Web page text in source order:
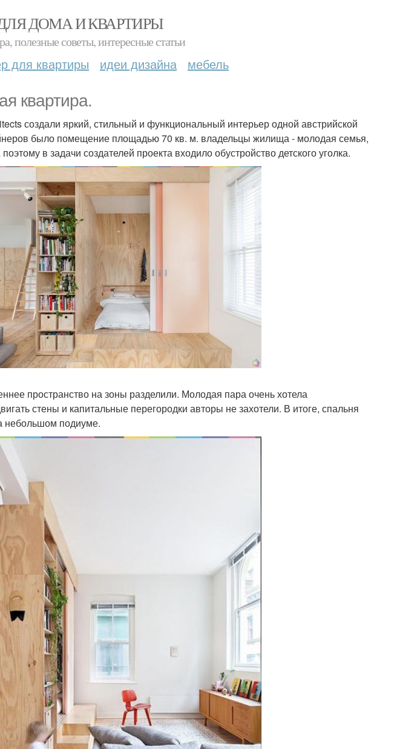
ДОМА И КВАРТИРЫ
полезные советы, интересные статьи
для квартиры идеи дизайна мебель
квартира.
создали яркий, стильный и функциональный интерьер одной австрийской
было помещение площадью 70 кв. м. владельцы жилища - молодая семья,
в задачи создателей проекта входило обустройство детского уголка.
пространство на зоны разделили. Молодая пара очень хотела
стены и капитальные перегородки авторы не захотели. В итоге, спальня
небольшом подиуме.